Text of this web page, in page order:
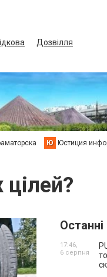
Дозвілля
Ю Юстиция
17:46,
6 серпня